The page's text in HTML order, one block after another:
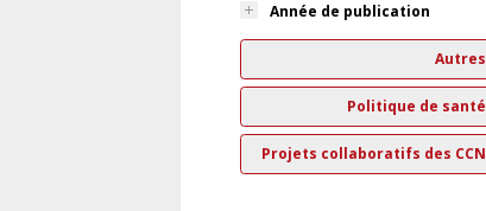
Année de publication
Autres
Politique de santé
Projets collaboratifs des CCN